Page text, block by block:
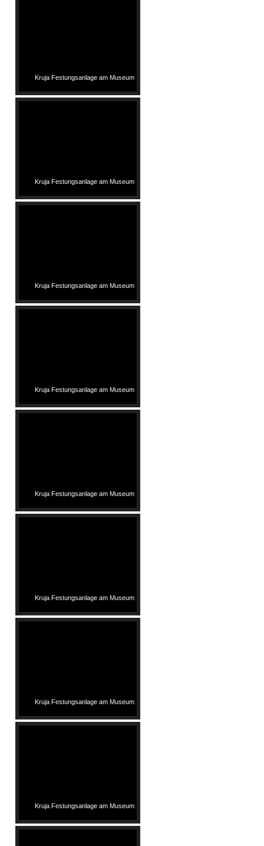
Kruja Festungsanlage am Museum
Kruja Festungsanlage am Museum
Kruja Festungsanlage am Museum
Kruja Festungsanlage am Museum
Kruja Festungsanlage am Museum
Kruja Festungsanlage am Museum
Kruja Festungsanlage am Museum
Kruja Festungsanlage am Museum